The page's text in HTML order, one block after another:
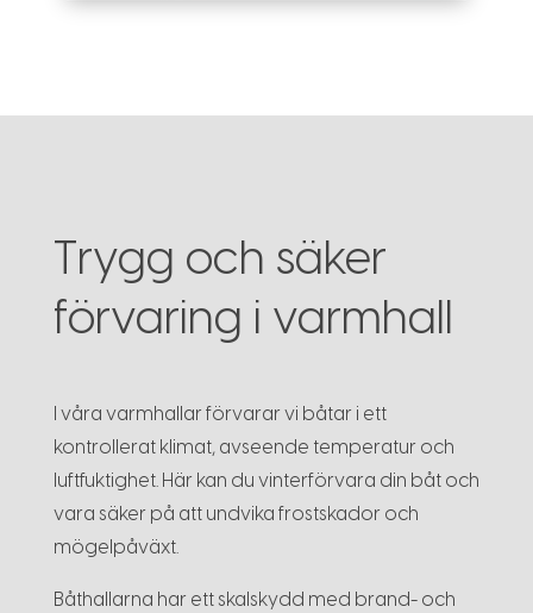
Trygg och säker
förvaring i varmhall
I våra varmhallar förvarar vi båtar i ett
kontrollerat klimat, avseende temperatur och
luftfuktighet. Här kan du vinterförvara din båt och
vara säker på att undvika frostskador och
mögelpåväxt.
Båthallarna har ett skalskydd med brand- och